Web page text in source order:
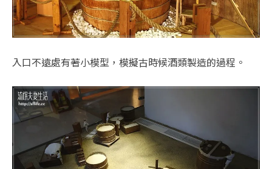
入口不遠處有著小模型，模擬古時候酒類製造的過程。